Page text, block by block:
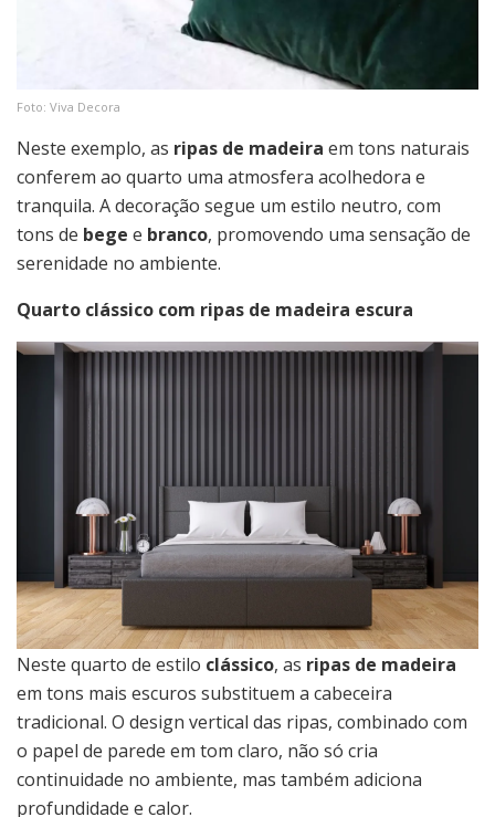
Foto: Viva Decora
Neste exemplo, as ripas de madeira em tons naturais
conferem ao quarto uma atmosfera acolhedora e
tranquila. A decoração segue um estilo neutro, com
tons de bege e branco, promovendo uma sensação de
serenidade no ambiente.
Quarto clássico com ripas de madeira escura
Neste quarto de estilo clássico, as ripas de madeira
em tons mais escuros substituem a cabeceira
tradicional. O design vertical das ripas, combinado com
o papel de parede em tom claro, não só cria
continuidade no ambiente, mas também adiciona
profundidade e calor.